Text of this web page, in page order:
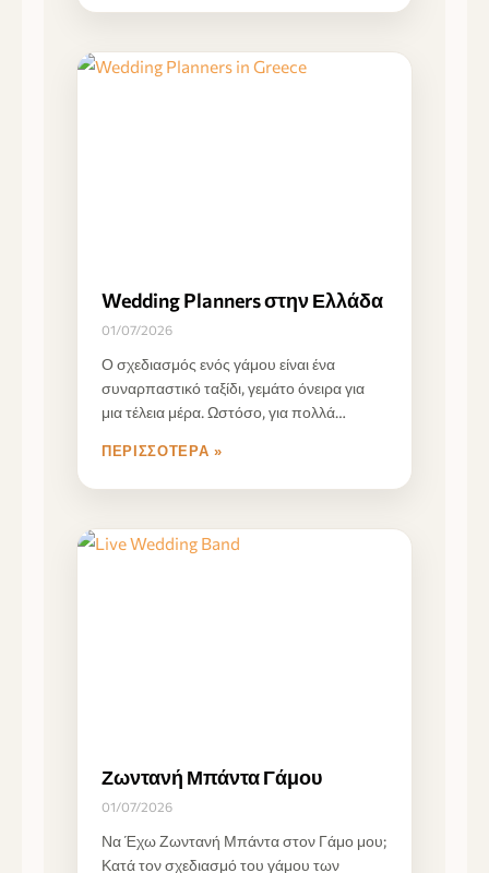
Wedding Planners στην Ελλάδα
01/07/2026
Ο σχεδιασμός ενός γάμου είναι ένα
συναρπαστικό ταξίδι, γεμάτο όνειρα για
μια τέλεια μέρα. Ωστόσο, για πολλά
ΠΕΡΙΣΣΌΤΕΡΑ »
Ζωντανή Μπάντα Γάμου
01/07/2026
Να Έχω Ζωντανή Μπάντα στον Γάμο μου;
Κατά τον σχεδιασμό του γάμου των